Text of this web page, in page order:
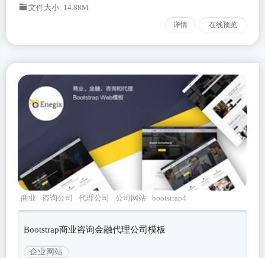
文件大小: 14.88M
详情 在线预览
商业 咨询公司 代理公司 公司网站 bootstrap4
Bootstrap商业咨询金融代理公司模板
企业网站